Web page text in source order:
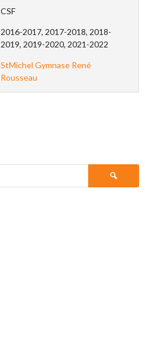
CSF
2016-2017, 2017-2018, 2018-
2019, 2019-2020, 2021-2022
StMichel Gymnase René
Rousseau
Rechercher :